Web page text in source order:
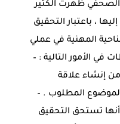
ظهرت الكثير
، باعتبار التحقيق
المهنية في عملي
الأمور التالية : –
إنشاء علاقة
المطلوب . –
تستحق التحقيق